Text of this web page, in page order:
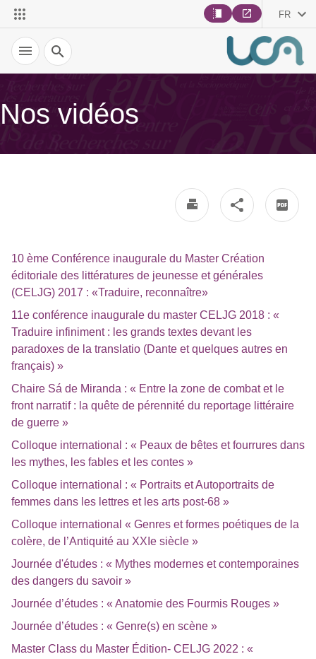
FR
Recherche
Nos vidéos
10 ème Conférence inaugurale du Master Création
éditoriale des littératures de jeunesse et générales
(CELJG) 2017 : «Traduire, reconnaître»
11e conférence inaugurale du master CELJG 2018 : «
Traduire infiniment : les grands textes devant les
paradoxes de la translatio (Dante et quelques autres en
français) »
Chaire Sá de Miranda : « Entre la zone de combat et le
front narratif : la quête de pérennité du reportage littéraire
de guerre »
Colloque international : « Peaux de bêtes et fourrures dans
les mythes, les fables et les contes »
Colloque international : « Portraits et Autoportraits de
femmes dans les lettres et les arts post-68 »
Colloque international « Genres et formes poétiques de la
colère, de l’Antiquité au XXIe siècle »
Journée d'études : « Mythes modernes et contemporaines
des dangers du savoir »
Journée d’études : « Anatomie des Fourmis Rouges »
Journée d’études : « Genre(s) en scène »
Master Class du Master Édition- CELJG 2022 : «